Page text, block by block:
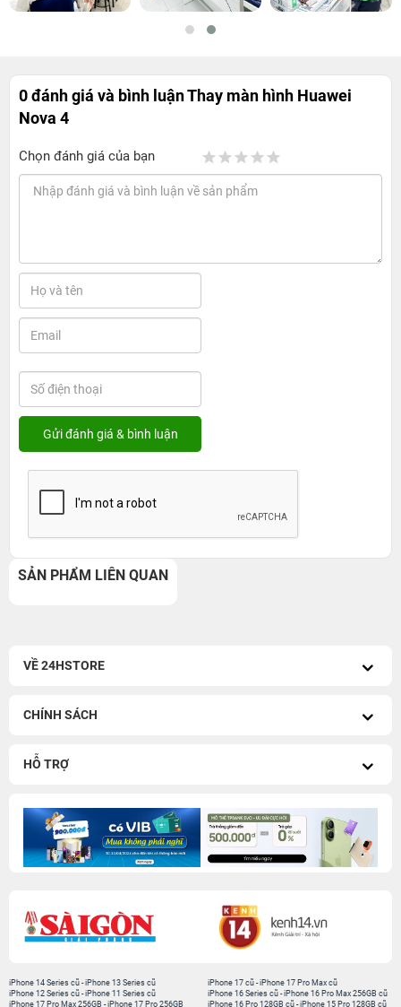
0 đánh giá và bình luậnThay màn hình Huawei
Nova 4
Chọn đánh giá của bạn
SẢN PHẨM LIÊN QUAN
VỀ 24HSTORE
CHÍNH SÁCH
HỖ TRỢ
iPhone 14 Series cũ -iPhone 13 Series cũ
iPhone 12 Series cũ -iPhone 11 Series cũ
iPhone 17 Pro Max 256GB -iPhone 17 Pro 256GB
iPhone 17 cũ-iPhone 17 Pro Max cũ
iPhone 16 Series cũ- iPhone 16 Pro Max 256GB cũ
iPhone 16 Pro 128GB cũ-iPhone 15 Pro 128GB cũ